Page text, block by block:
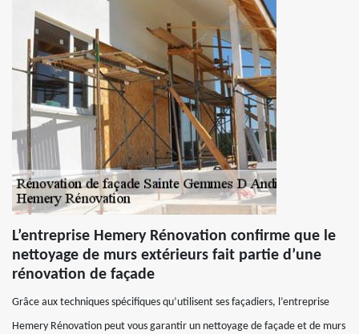
L’entreprise Hemery Rénovation confirme que le
nettoyage de murs extérieurs fait partie d’une
rénovation de façade
Grâce aux techniques spécifiques qu’utilisent ses façadiers, l’entreprise
Hemery Rénovation peut vous garantir un nettoyage de façade et de murs